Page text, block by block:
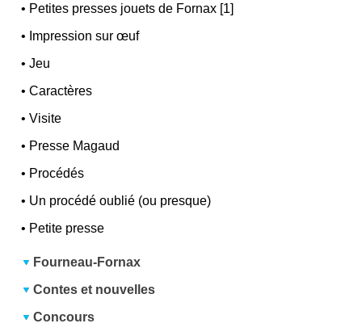
• Petites presses jouets de Fornax [1]
• Impression sur œuf
•Jeu
•Caractères
•Visite
• Presse Magaud
• Procédés
• Un procédé oublié (ou presque)
• Petite presse
Fourneau-Fornax
Contes et nouvelles
Concours